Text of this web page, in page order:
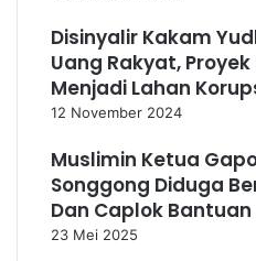
Disinyalir Kakam
Uang Rakyat,
Menjadi Lahan
12 November 2024
Muslimin Ketua
Songgong Diduga
Dan Caplok
23 Mei 2025